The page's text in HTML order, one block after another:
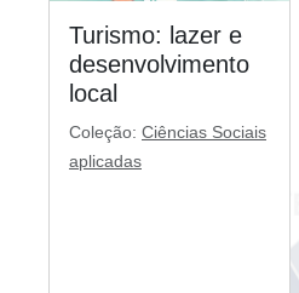
Turismo: lazer e
desenvolvimento
local
Coleção: Ciências Sociais
aplicadas